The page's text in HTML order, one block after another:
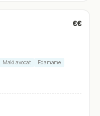
€€
Maki avocat Edamame